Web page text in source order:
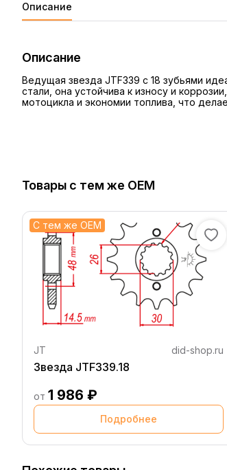
Описание
Описание
Ведущая звезда JTF339 с 18 зубьями
стали, она устойчива к износу и
мотоцикла и экономии топлива, что
Товары с тем же OEM
С тем же OEM
JT did-shop.ru
Звезда JTF339.18
от 1 986 ₽
Подробнее